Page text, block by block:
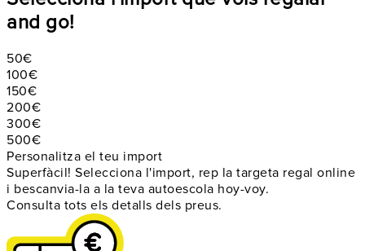
and go!
50€
100€
150€
200€
300€
500€
Personalitza el teu import
Superfàcil! Selecciona l'import, rep la targeta regal online
i bescanvia-la a la teva autoescola hoy-voy.
Consulta tots els detalls dels preus.